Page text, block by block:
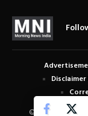
© Copyright